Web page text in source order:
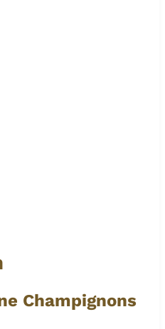
Champignons